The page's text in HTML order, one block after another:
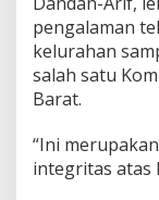
pengalaman
kelurahan
salah satu
Barat.
“Ini
integritas atas